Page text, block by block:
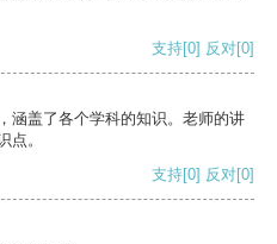
支持[0] 反对[0]
涵盖了各个学科的知识。老师的讲
点。
支持[0] 反对[0]